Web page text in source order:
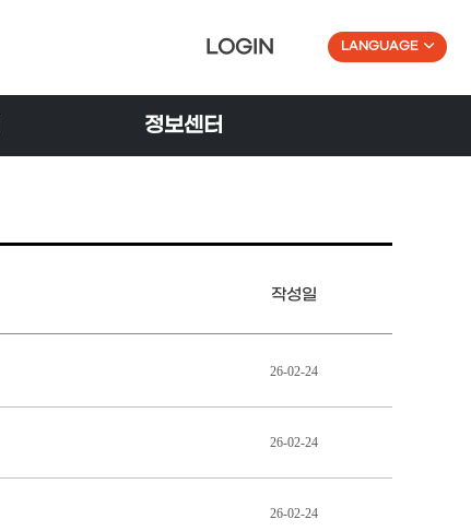
LANGUAGE
LOGIN
정보센터
작성일
26-02-24
26-02-24
26-02-24